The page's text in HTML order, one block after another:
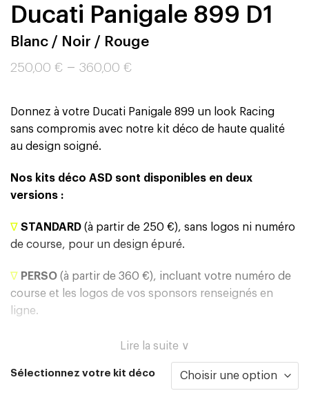
Ducati Panigale 899 D1
Blanc / Noir / Rouge
250,00 € – 360,00 €
Donnez à votre Ducati Panigale 899 un look Racing
sans compromis avec notre kit déco de haute qualité
au design soigné.
Nos kits déco ASD sont disponibles en deux
versions :
∇ STANDARD (à partir de 250 €), sans logos ni numéro
de course, pour un design épuré.
∇ PERSO (à partir de 360 €), incluant votre numéro de
course et les logos de vos sponsors renseignés en
ligne.
Lire la suite ∨
Sélectionnez votre kit déco